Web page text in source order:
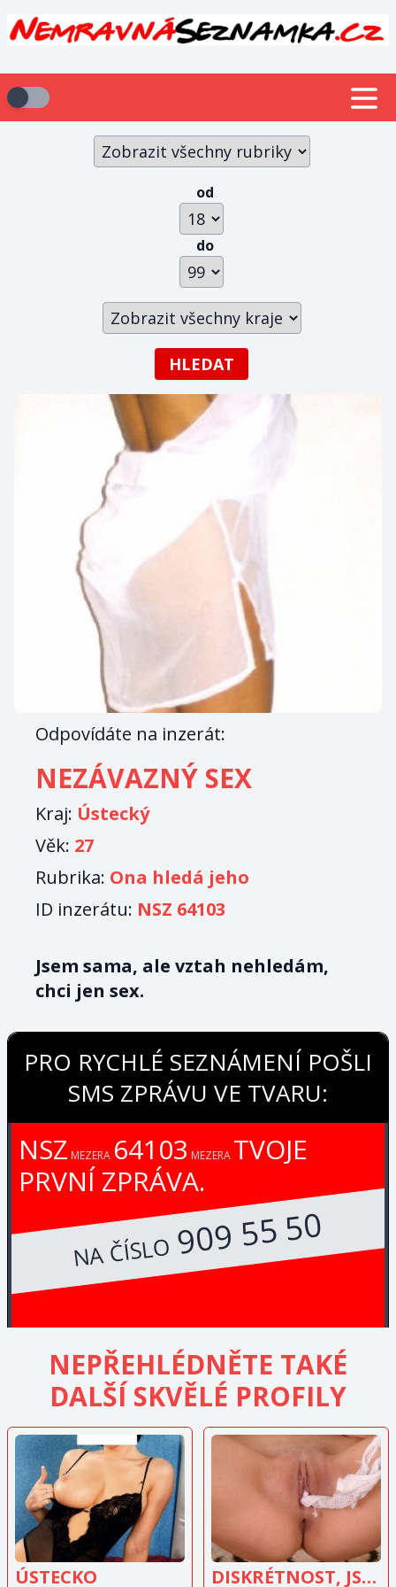
od
do
HLEDAT
Odpovídáte na inzerát:
NEZÁVAZNÝ SEX
Kraj: Ústecký
Věk: 27
Rubrika: Ona hledá jeho
ID inzerátu: NSZ 64103
Jsem sama, ale vztah nehledám,
chci jen sex.
PRO RYCHLÉ SEZNÁMENÍ POŠLI
SMS ZPRÁVU VE TVARU:
NSZ MEZERA 64103 MEZERA TVOJE
PRVNÍ ZPRÁVA.
NA ČÍSLO909 55 50
NEPŘEHLÉDNĚTE TAKÉ
DALŠÍ SKVĚLÉ PROFILY
ZOBRAZIT
INZERÁT
ÚSTECKO
ZOBRAZIT
INZERÁT
DISKRÉTNOST, JSEM ZADANÁ